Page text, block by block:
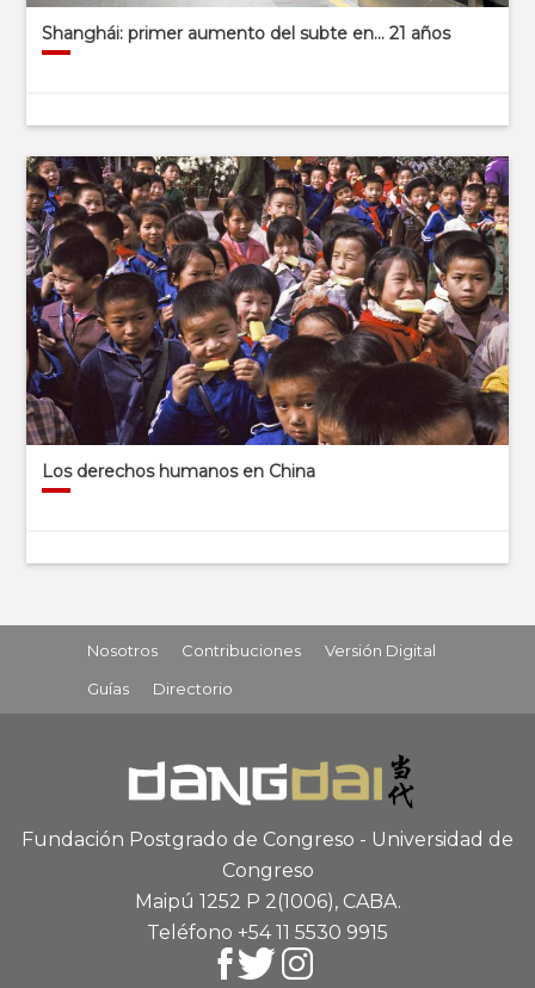
Shanghái: primer aumento del subte en… 21 años
Los derechos humanos en China
Nosotros Contribuciones
Versión Digital
Guías
Directorio
Fundación Postgrado de Congreso - Universidad de
Congreso
Maipú 1252 P 2(1006), CABA.
Teléfono +54 11 5530 9915